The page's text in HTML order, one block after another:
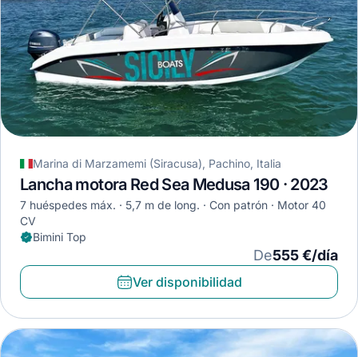
Marina di Marzamemi (Siracusa), Pachino, Italia
Lancha motora Red Sea Medusa 190 · 2023
7 huéspedes máx. 5,7 m de long. Con patrón
Motor 40
CV
Bimini Top
De555 €/día
Ver disponibilidad